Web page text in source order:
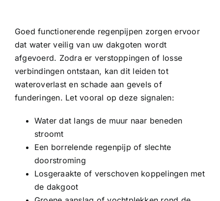
Goed functionerende regenpijpen zorgen ervoor
dat water veilig van uw dakgoten wordt
afgevoerd. Zodra er verstoppingen of losse
verbindingen ontstaan, kan dit leiden tot
wateroverlast en schade aan gevels of
funderingen. Let vooral op deze signalen:
Water dat langs de muur naar beneden
stroomt
Een borrelende regenpijp of slechte
doorstroming
Losgeraakte of verschoven koppelingen met
de dakgoot